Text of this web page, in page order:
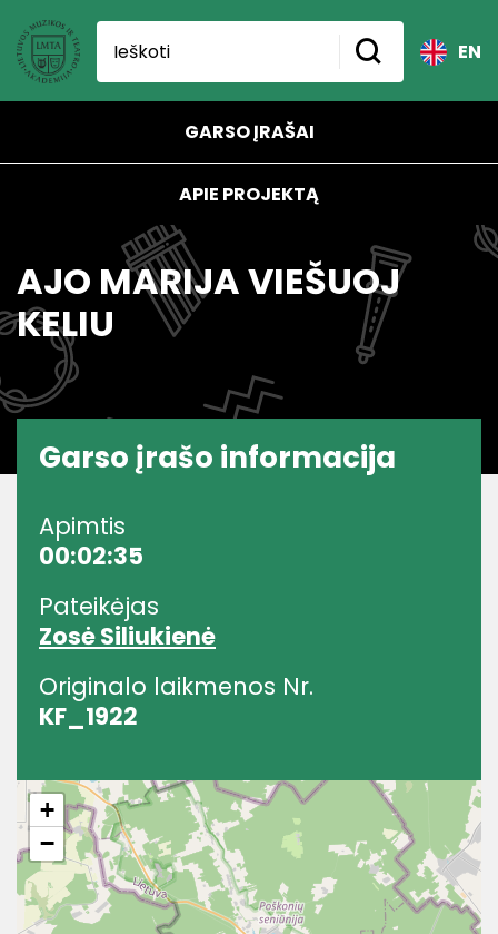
EN
GARSO ĮRAŠAI
APIE PROJEKTĄ
AJO MARIJA VIEŠUOJ
KELIU
Garso įrašo informacija
Apimtis
00:02:35
Pateikėjas
Zosė Siliukienė
Originalo laikmenos Nr.
KF_1922
+
−